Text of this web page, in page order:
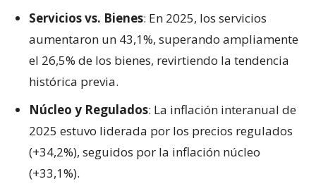
Servicios vs. Bienes: En 2025, los servicios
aumentaron un 43,1%, superando ampliamente
el 26,5% de los bienes, revirtiendo la tendencia
histórica previa.
Núcleo y Regulados: La inflación interanual de
2025 estuvo liderada por los precios regulados
(+34,2%), seguidos por la inflación núcleo
(+33,1%).